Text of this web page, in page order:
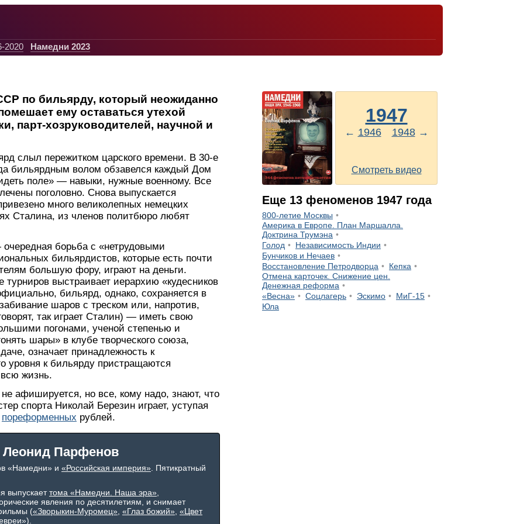
2020 Намедни 2023
по бильярду, который неожиданно
ему оставаться утехой
парт-хозруководителей, научной и
слыл пережитком царского времени. В 30-е
бильярдным волом обзавелся каждый Дом
поле» — навыки, нужные военному. Все
поголовно. Снова выпускается
много великолепных немецких
Сталина, из членов политбюро любят
борьба с «нетрудовыми
бильярдистов, которые есть почти
большую фору, играют на деньги.
выстраивает иерархию «кудесников
бильярд, однако, сохраняется в
шаров с треском или, напротив,
так играет Сталин) — иметь свою
погонами, ученой степенью и
шары» в клубе творческого союза,
означает принадлежность к
уровня к бильярду пристращаются
жизнь.
афишируется, но все, кому надо, знают, что
спорта Николай Березин играет, уступая
пореформенных рублей.
Парфенов
«Намедни» и «Российская империя» . Пятикратный
выпускает тома «Намедни. Наша эра»
явления по десятилетиям, и снимает
(«Зворыкин-Муромец» «Глаз божий» «Цвет
).
← 1946
1947
1948→
Смотреть видео
Еще 13 феноменов 1947 года
800-летие Москвы
Америка в Европе. План Маршалла.
Доктрина Трумэна
Голод
Независимость Индии
Бунчиков и Нечаев
Восстановление Петродворца
Кепка
Отмена карточек. Снижение цен.
Денежная реформа
«Весна»
Соцлагерь Эскимо
МиГ-15
Юла